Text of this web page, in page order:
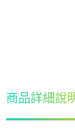
商品詳細說